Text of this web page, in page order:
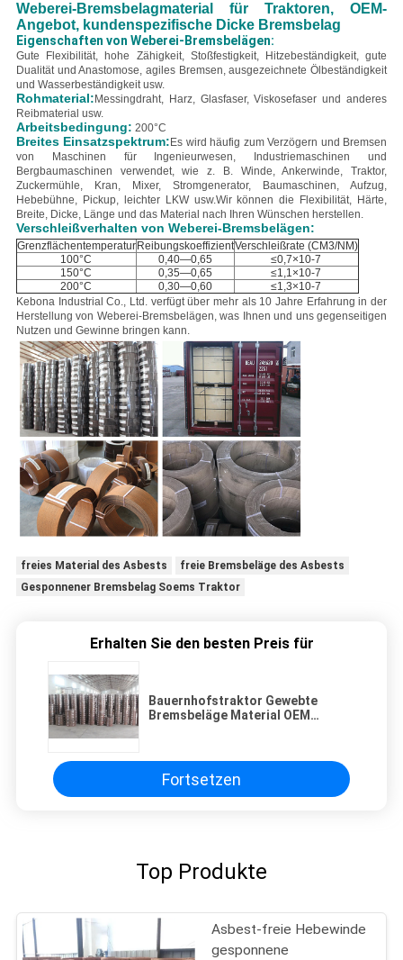
Weberei-Bremsbelagmaterial für Traktoren, OEM-
Angebot, kundenspezifische Dicke Bremsbelag
Eigenschaften von Weberei-Bremsbelägen:
Gute Flexibilität, hohe Zähigkeit, Stoßfestigkeit, Hitzebeständigkeit, gute
Dualität und Anastomose, agiles Bremsen, ausgezeichnete Ölbeständigkeit
und Wasserbeständigkeit usw.
Rohmaterial: Messingdraht, Harz, Glasfaser, Viskosefaser und anderes
Reibmaterial usw.
Arbeitsbedingung: 200°C
Breites Einsatzspektrum: Es wird häufig zum Verzögern und Bremsen
von Maschinen für Ingenieurwesen, Industriemaschinen und
Bergbaumaschinen verwendet, wie z. B. Winde, Ankerwinde, Traktor,
Zuckermühle, Kran, Mixer, Stromgenerator, Baumaschinen, Aufzug,
Hebebühne, Pickup, leichter LKW usw.Wir können die Flexibilität, Härte,
Breite, Dicke, Länge und das Material nach Ihren Wünschen herstellen.
Verschleißverhalten von Weberei-Bremsbelägen:
Grenzflächentemperatur ReibungskoeffizientVerschleißrate (CM3/NM)
100°C
0,40—0,65
≤0,7×10-7
150°C
0,35—0,65
≤1,1×10-7
200°C
0,30—0,60
≤1,3×10-7
Kebona Industrial Co., Ltd. verfügt über mehr als 10 Jahre Erfahrung in der
Herstellung von Weberei-Bremsbelägen, was Ihnen und uns gegenseitigen
Nutzen und Gewinne bringen kann.
freies Material des Asbests
freie Bremsbeläge des Asbests
Gesponnener Bremsbelag Soems Traktor
Erhalten Sie den besten Preis für
Bauernhofstraktor Gewebte
Bremsbeläge Material OEM
Fortsetzen
Top Produkte
Asbest-freie Hebewinde
gesponnene